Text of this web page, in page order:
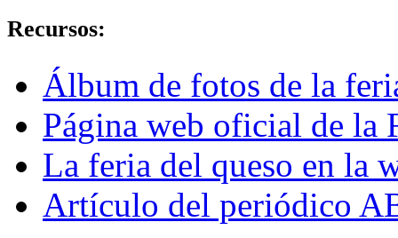
Recursos:
Álbum de fotos de la
Página web oficial de la
La feria del queso en la
Artículo del periódico